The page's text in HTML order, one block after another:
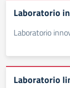
Laboratorio
Laboratorio
Laboratorio